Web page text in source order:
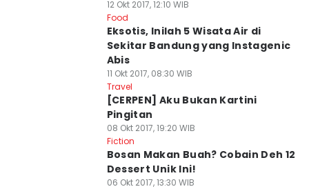
12 Okt 2017, 12:10 WIB
Food
Eksotis, Inilah 5 Wisata Air di
Sekitar Bandung yang Instagenic
Abis
11 Okt 2017, 08:30 WIB
Travel
[CERPEN] Aku Bukan Kartini
Pingitan
08 Okt 2017, 19:20 WIB
Fiction
Bosan Makan Buah? Cobain Deh 12
Dessert Unik Ini!
06 Okt 2017, 13:30 WIB